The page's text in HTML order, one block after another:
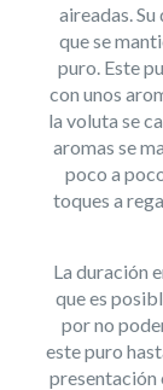
aireadas.
que se
puro. Este
con unos
la voluta se
aromas se
poco a
toques a
La duración
que es
por no
este puro
presentación